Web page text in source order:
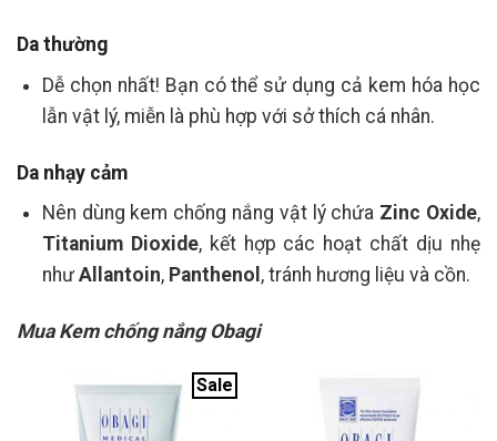
Da thường
Dễ chọn nhất! Bạn có thể sử dụng cả kem hóa học
lẫn vật lý, miễn là phù hợp với sở thích cá nhân.
Da nhạy cảm
Nên dùng kem chống nắng vật lý chứa Zinc Oxide,
Titanium Dioxide, kết hợp các hoạt chất dịu nhẹ
như Allantoin, Panthenol , tránh hương liệu và cồn.
Mua Kem chống nắng Obagi
Sale